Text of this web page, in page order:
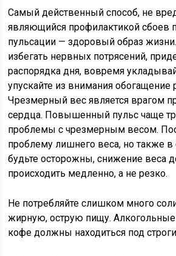
Самый действенный способ, не
являющийся профилактикой сбоев
пульсации — здоровый образ
избегать нервных потрясений,
распорядка дня, вовремя
упускайте из внимания обогащение
Чрезмерный вес является врагом
сердца. Повышенный пульс чаще
проблемы с чрезмерным весом.
проблему лишнего веса, но также
будьте осторожны, снижение веса
происходить медленно, а не резко.
Не потребляйте слишком много
жирную, острую пищу. Алкогольные
кофе должны находиться под